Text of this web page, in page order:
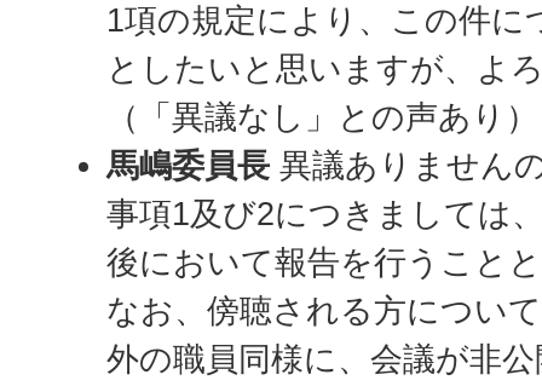
1項の規定により、この件に
としたいと思いますが、よ
（「異議なし」との声あり）
馬嶋委員長 異議ありません
事項1及び2につきましては
後において報告を行うこと
なお、傍聴される方につい
外の職員同様に、会議が非